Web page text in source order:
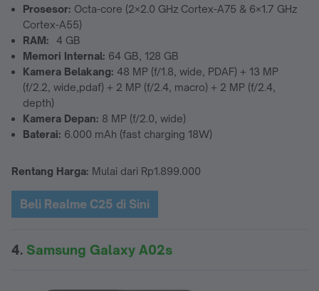
Prosesor: Octa-core (2×2.0 GHz Cortex-A75 & 6×1.7 GHz
Cortex-A55)
RAM:
4 GB
Memori Internal: 64 GB, 128 GB
Kamera Belakang: 48 MP (f/1.8, wide, PDAF) + 13 MP
(f/2.2, wide,pdaf) + 2 MP (f/2.4, macro) + 2 MP (f/2.4,
depth)
Kamera Depan: 8 MP (f/2.0, wide)
Baterai: 6.000 mAh (fast charging 18W)
Rentang Harga: Mulai dari Rp1.899.000
Beli Realme C25 di Sini
4. Samsung Galaxy A02s